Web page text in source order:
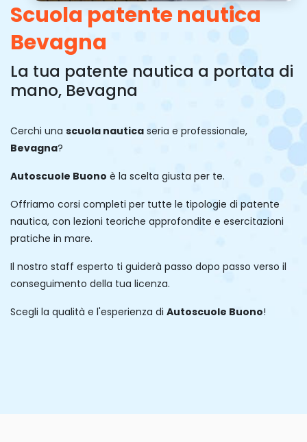
Scuola patente nautica
Bevagna
La tua patente nautica a portata di
mano, Bevagna
Cerchi una scuola nautica seria e professionale,
Bevagna?
Autoscuole Buono è la scelta giusta per te.
Offriamo corsi completi per tutte le tipologie di patente
nautica, con lezioni teoriche approfondite e esercitazioni
pratiche in mare.
Il nostro staff esperto ti guiderà passo dopo passo verso il
conseguimento della tua licenza.
Scegli la qualità e l'esperienza di Autoscuole Buono!